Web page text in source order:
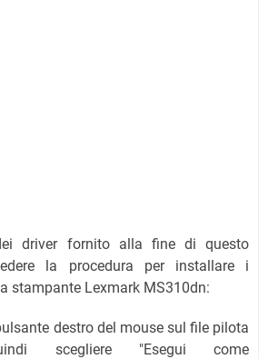
driver fornito alla fine di questo
la procedura per installare i
stampante Lexmark MS310dn:
destro del mouse sul file pilota
scegliere "Esegui come